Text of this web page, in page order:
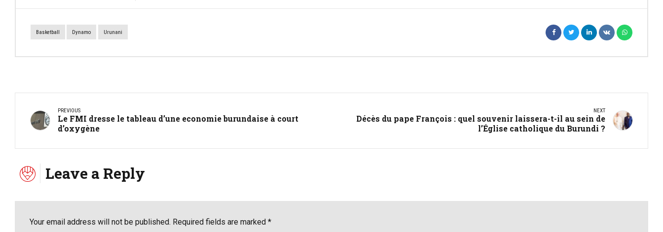
Basketball Dynamo Urunani
PREVIOUS
Le FMI dresse le tableau d’une economie burundaise à court
d’oxygène
NEXT
Décès du pape François : quel souvenir laissera-t-il au sein de
l’Église catholique du Burundi ?
Leave a Reply
Your email address will not be published. Required fields are marked *